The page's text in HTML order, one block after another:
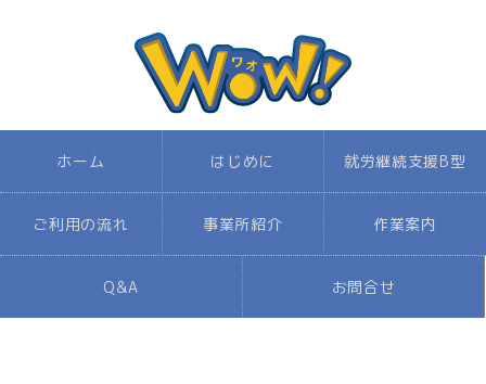
ホーム はじめに 就労継続支援B型
ご利用の流れ 事業所紹介 作業案内
Q&A お問合せ